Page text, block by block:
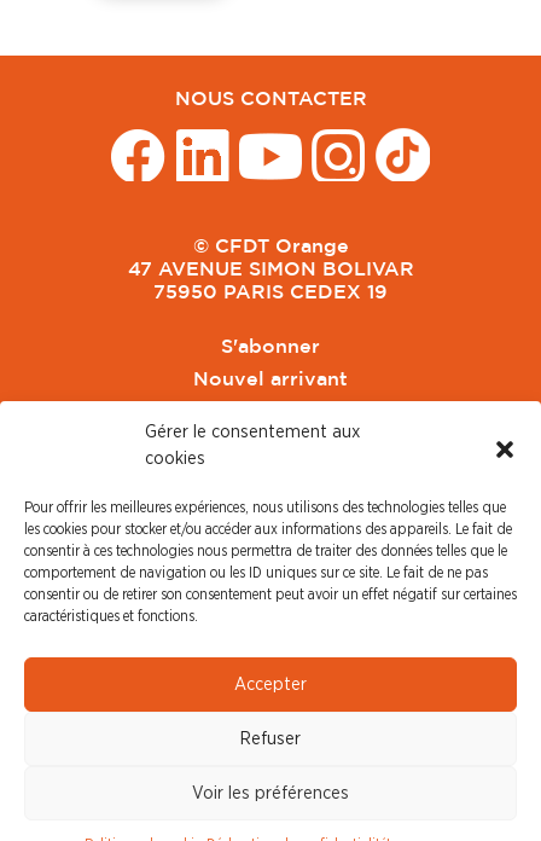
Gérer le consentement aux
cookies
Pour offrir les meilleures expériences, nous utilisons des technologies telles que
les cookies pour stocker et/ou accéder aux informations des appareils. Le fait de
consentir à ces technologies nous permettra de traiter des données telles que le
comportement de navigation ou les ID uniques sur ce site. Le fait de ne pas
consentir ou de retirer son consentement peut avoir un effet négatif sur certaines
caractéristiques et fonctions.
Accepter
Refuser
Voir les préférences
NOUS CONTACTER
© CFDT Orange
47 AVENUE SIMON BOLIVAR
75950 PARIS CEDEX 19
S'abonner
Nouvel arrivant
CFDT Cadres
CFDT Retraités
L'UFFA
PRESSE
Communiqué de Presse
Revue de Presse
© CFDT Orange | Mentions Légales | Protection des